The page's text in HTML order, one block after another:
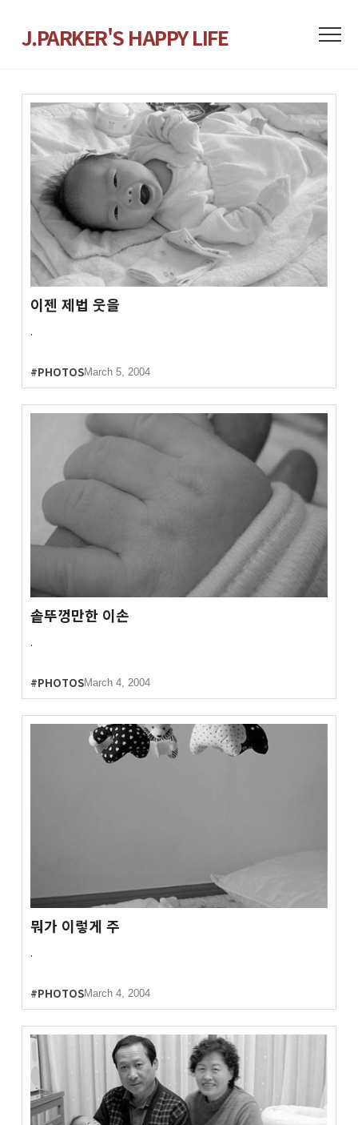
J.PARKER'S HAPPY LIFE
이젠 제법 웃을
.
#PHOTOSMarch 5, 2004
솥뚜껑만한 이손
.
#PHOTOSMarch 4, 2004
뭐가 이렇게 주
.
#PHOTOSMarch 4, 2004